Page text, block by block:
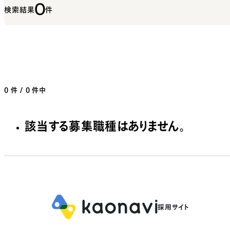
検索結果0件
0 件 / 0 件中
該当する募集職種はありません。